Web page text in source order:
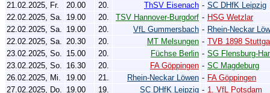
21.02.2025, Fr.
20.00 20. ThSV Eisenach - SC DHfK Leipzig
22.02.2025, Sa. 19.00 20. TSV Hannover-Burgdorf - HSG Wetzlar
22.02.2025, Sa. 19.00 20. VfL Gummersbach - Rhein-Neckar
22.02.2025, Sa. 20.30 20. MT Melsungen - TVB 1898
23.02.2025, So. 15.00 20. Füchse Berlin - SG Flensburg-
23.02.2025, So. 16.30 20. FA Göppingen - SC Magdeburg
26.02.2025, Mi.
19.00 21. Rhein-Neckar Löwen - FA Göppingen
27.02.2025, Do. 19.00 19. SC DHfK Leipzig - 1. VfL Potsdam